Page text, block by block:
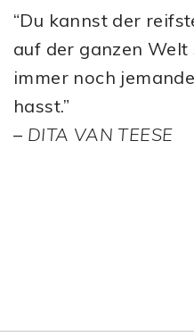
“Du kannst der
auf der ganzen
immer noch
hasst.”
– DITA VAN TEESE